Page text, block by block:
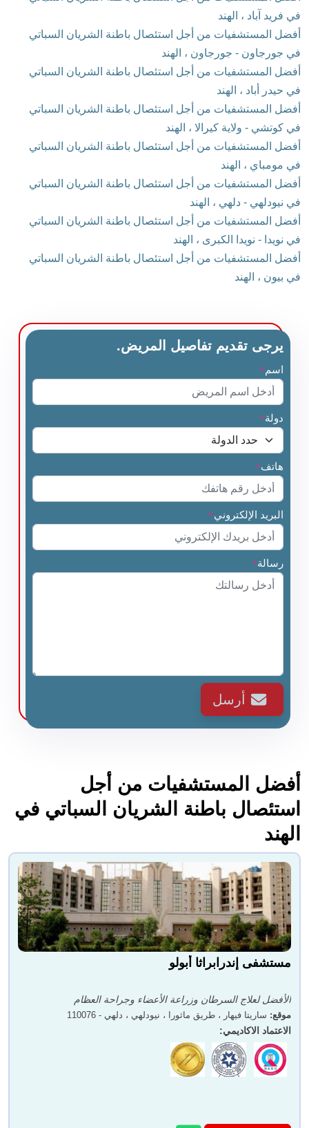
في فريد آباد ، الهند
أفضل المستشفيات من أجل استئصال باطنة الشريان السباتي
في جورجاون - جورجاون ، الهند
أفضل المستشفيات من أجل استئصال باطنة الشريان السباتي
في حيدر أباد ، الهند
أفضل المستشفيات من أجل استئصال باطنة الشريان السباتي
في كوتشي - ولاية كيرالا ، الهند
أفضل المستشفيات من أجل استئصال باطنة الشريان السباتي
في مومباي ، الهند
أفضل المستشفيات من أجل استئصال باطنة الشريان السباتي
في نيودلهي - دلهي ، الهند
أفضل المستشفيات من أجل استئصال باطنة الشريان السباتي
في نويدا - نويدا الكبرى ، الهند
أفضل المستشفيات من أجل استئصال باطنة الشريان السباتي
في بيون ، الهند
يرجى تقديم تفاصيل المريض.
اسم *
دولة*
هاتف*
البريد الإلكتروني*
رسالة*
أرسل
أفضل المستشفيات من أجل
استئصال باطنة الشريان السباتي في
الهند
مستشفى إندرابراثا أبولو
الأفضل لعلاج السرطان وزراعة الأعضاء وجراحة العظام
موقع: ساريتا فيهار ، طريق ماثورا ، نيودلهي ، دلهي - 110076
الاعتماد الاكاديمي: